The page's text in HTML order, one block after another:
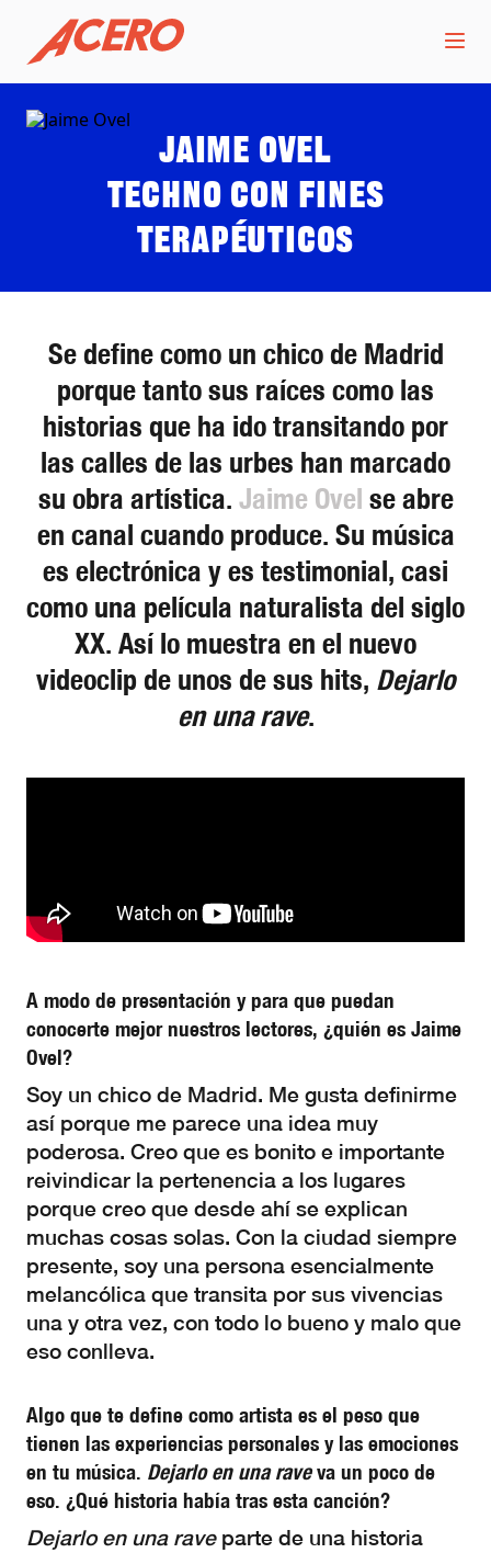
Jaime Ovel
Techno con fines
terapéuticos
Se define como un chico de Madrid
porque tanto sus raíces como las
historias que ha ido transitando por
las calles de las urbes han marcado
su obra artística. Jaime Ovel se abre
en canal cuando produce. Su música
es electrónica y es testimonial, casi
como una película naturalista del siglo
XX. Así lo muestra en el nuevo
videoclip de unos de sus hits, Dejarlo
en una rave.
A modo de presentación y para que puedan
conocerte mejor nuestros lectores, ¿quién es Jaime
Ovel?
Soy un chico de Madrid. Me gusta definirme
así porque me parece una idea muy
poderosa. Creo que es bonito e importante
reivindicar la pertenencia a los lugares
porque creo que desde ahí se explican
muchas cosas solas. Con la ciudad siempre
presente, soy una persona esencialmente
melancólica que transita por sus vivencias
una y otra vez, con todo lo bueno y malo que
eso conlleva.
Algo que te define como artista es el peso que
tienen las experiencias personales y las emociones
en tu música. Dejarlo en una raveva un poco de
eso. ¿Qué historia había tras esta canción?
Dejarlo en una raveparte de una historia